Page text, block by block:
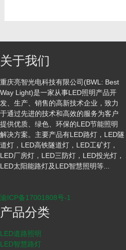
关于我们
重庆亮智光电科技有限公司(BWL: Best
Way Light)是一家从事LED照明产品开
发、生产、销售的高新技术企业，致力
于通过先进的技术和高效的服务为客户
提供优质、绿色、环保的LED节能照明
解决方案。主要产品有LED路灯，LED隧
道灯，LED高铁隧道灯，LED工矿灯，
LED厂房灯，LED三防灯，LED投光灯，
LED太阳能路灯及LED智慧照明等...
渝ICP备17001808号-1
产品分类
LED道路照明
LED智慧路灯